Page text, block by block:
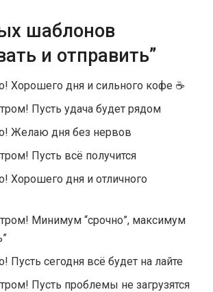
шаблонов
и отправить”
Хорошего дня и сильного кофе ☕
Пусть удача будет рядом
Желаю дня без нервов
Пусть всё получится
Хорошего дня и отличного
Минимум “срочно”, максимум
Пусть сегодня всё будет на лайте
Пусть проблемы не загрузятся